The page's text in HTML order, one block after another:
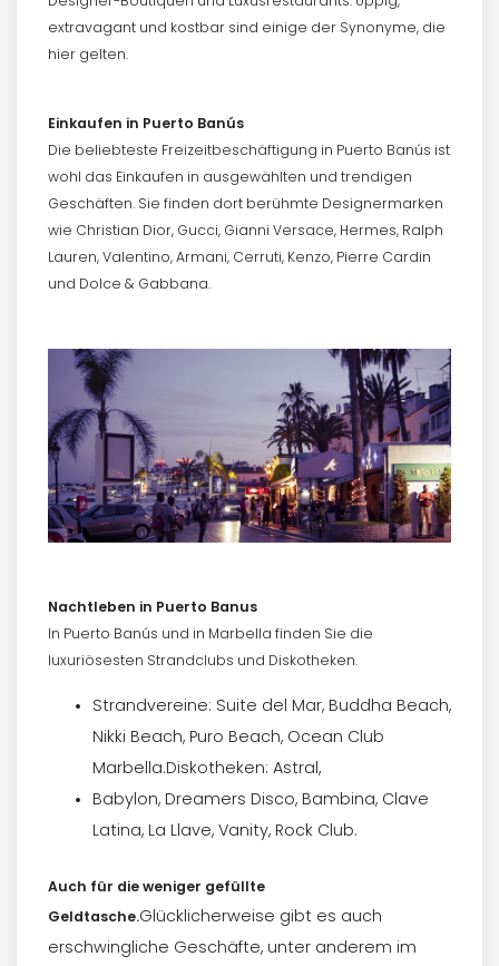
extravagant und kostbar sind einige der Synonyme, die
hier gelten.
Einkaufen in Puerto Banús
Die beliebteste Freizeitbeschäftigung in Puerto Banús ist
wohl das Einkaufen in ausgewählten und trendigen
Geschäften. Sie finden dort berühmte Designermarken
wie Christian Dior, Gucci, Gianni Versace, Hermes, Ralph
Lauren, Valentino, Armani, Cerruti, Kenzo, Pierre Cardin
und Dolce & Gabbana.
Nachtleben in Puerto Banus
In Puerto Banús und in Marbella finden Sie die
luxuriösesten Strandclubs und Diskotheken.
Strandvereine: Suite del Mar, Buddha Beach,
Nikki Beach, Puro Beach, Ocean Club
Marbella.Diskotheken: Astral,
Babylon, Dreamers Disco, Bambina, Clave
Latina, La Llave, Vanity, Rock Club.
Auch für die weniger gefüllte
Geldtasche.Glücklicherweise gibt es auch
erschwingliche Geschäfte, unter anderem im